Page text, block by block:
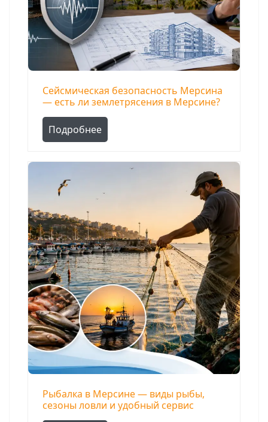
Сейсмическая безопасность Мерсина
— есть ли землетрясения в Мерсине?
Подробнее
Рыбалка в Мерсине — виды рыбы,
сезоны ловли и удобный сервис